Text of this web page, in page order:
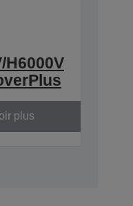
H6000V
plus